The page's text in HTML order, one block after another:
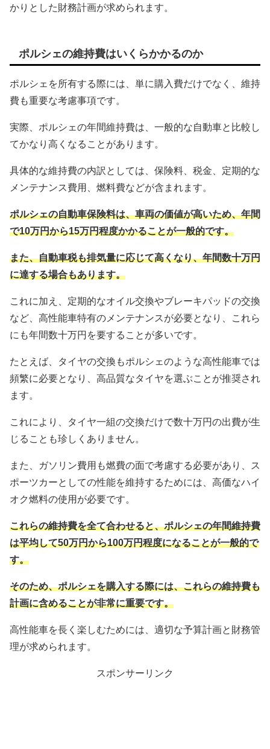
かりとした財務計画が求められます。
ポルシェの維持費はいくらかかるのか
ポルシェを所有する際には、単に購入費だけでなく、維持
費も重要な考慮事項です。
実際、ポルシェの年間維持費は、一般的な自動車と比較し
てかなり高くなることがあります。
具体的な維持費の内訳としては、保険料、税金、定期的な
メンテナンス費用、燃料費などが含まれます。
ポルシェの自動車保険料は、車両の価値が高いため、年間
で10万円から15万円程度かかることが一般的です。
また、自動車税も排気量に応じて高くなり、年間数十万円
に達する場合もあります。
これに加え、定期的なオイル交換やブレーキパッドの交換
など、高性能車特有のメンテナンスが必要となり、これら
にも年間数十万円を要することが多いです。
たとえば、タイヤの交換もポルシェのような高性能車では
頻繁に必要となり、高品質なタイヤを選ぶことが推奨され
ます。
これにより、タイヤ一組の交換だけで数十万円の出費が生
じることも珍しくありません。
また、ガソリン費用も燃費の面で考慮する必要があり、ス
ポーツカーとしての性能を維持するためには、高価なハイ
オク燃料の使用が必要です。
これらの維持費を全て合わせると、ポルシェの年間維持費
は平均して50万円から100万円程度になることが一般的で
す。
そのため、ポルシェを購入する際には、これらの維持費も
計画に含めることが非常に重要です。
高性能車を長く楽しむためには、適切な予算計画と財務管
理が求められます。
スポンサーリンク